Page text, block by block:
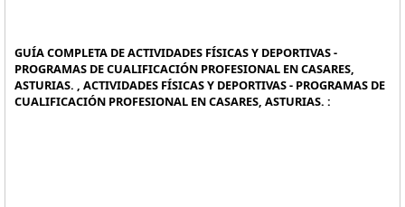
GUÍA COMPLETA DE ACTIVIDADES FÍSICAS Y DEPORTIVAS -
PROGRAMAS DE CUALIFICACIÓN PROFESIONAL EN CASARES,
ASTURIAS. , ACTIVIDADES FÍSICAS Y DEPORTIVAS - PROGRAMAS DE
CUALIFICACIÓN PROFESIONAL EN CASARES, ASTURIAS. :